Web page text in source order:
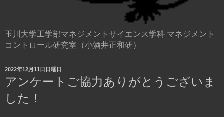
玉川大学工学部マネジメントサイエンス学科 マネジメント
コントロール研究室（小酒井正和研）
2022年12月11日日曜日
アンケートご協力ありがとうございま
した！